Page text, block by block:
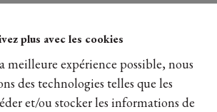
plus avec les cookies
meilleure expérience possible, nous
des technologies telles que les
et/ou stocker les informations de